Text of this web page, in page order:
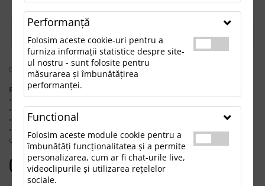
0 rezultate pentru: "claudiesetblack"
Pentru a găsi produsul dorit, încearcă următoarele:
• Verifică dacă ai scris corect termenii.
• Încearcă să foloseşti sinonime.
• Încearcă din nou, folosind o căutare mai generală.
• Ne poţi contacta telefonic la 021.336.03.32 sau prin email la
office@updateadv.ro şi te ajutăm să găseşti produsul dorit.
Categorii populare
Performanţă
Folosim aceste cookie-uri pentru a
furniza informații statistice despre site-
ul nostru - sunt folosite pentru
măsurarea și îmbunătățirea
performanței.
Functional
Folosim aceste module cookie pentru a
îmbunătăți funcționalitatea și a permite
personalizarea, cum ar fi chat-urile live,
videoclipurile și utilizarea rețelelor
sociale.